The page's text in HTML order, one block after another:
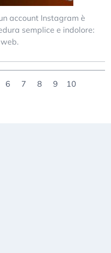
account Instagram è
semplice e indolore:
6 7 8 9 10